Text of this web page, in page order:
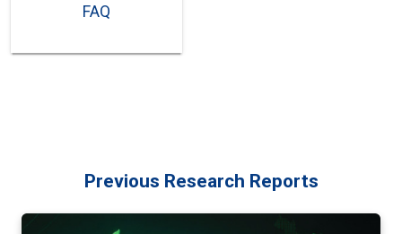
FAQ
Previous Research Reports